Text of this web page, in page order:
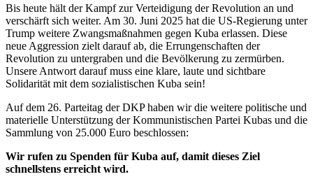
Bis heute hält der Kampf zur Verteidigung der Revolution an und
verschärft sich weiter. Am 30. Juni 2025 hat die US-Regierung unter
Trump weitere Zwangsmaßnahmen gegen Kuba erlassen. Diese
neue Aggression zielt darauf ab, die Errungenschaften der
Revolution zu untergraben und die Bevölkerung zu zermürben.
Unsere Antwort darauf muss eine klare, laute und sichtbare
Solidarität mit dem sozialistischen Kuba sein!
Auf dem 26. Parteitag der DKP haben wir die weitere politische und
materielle Unterstützung der Kommunistischen Partei Kubas und die
Sammlung von 25.000 Euro beschlossen:
Wir rufen zu Spenden für Kuba auf, damit dieses Ziel
schnellstens erreicht wird.